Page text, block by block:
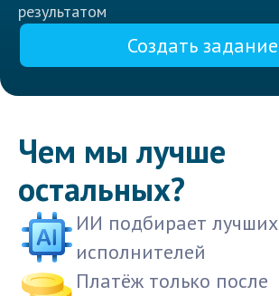
результатом
Создать задание
Чем мы лучше
остальных?
ИИ подбирает лучших
исполнителей
Платёж только после